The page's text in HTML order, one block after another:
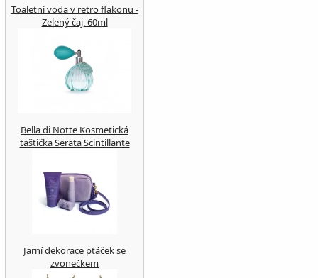
Toaletní voda v retro flakonu -
Zelený čaj, 60ml
Bella di Notte Kosmetická
taštička Serata Scintillante
Jarní dekorace ptáček se
zvonečkem